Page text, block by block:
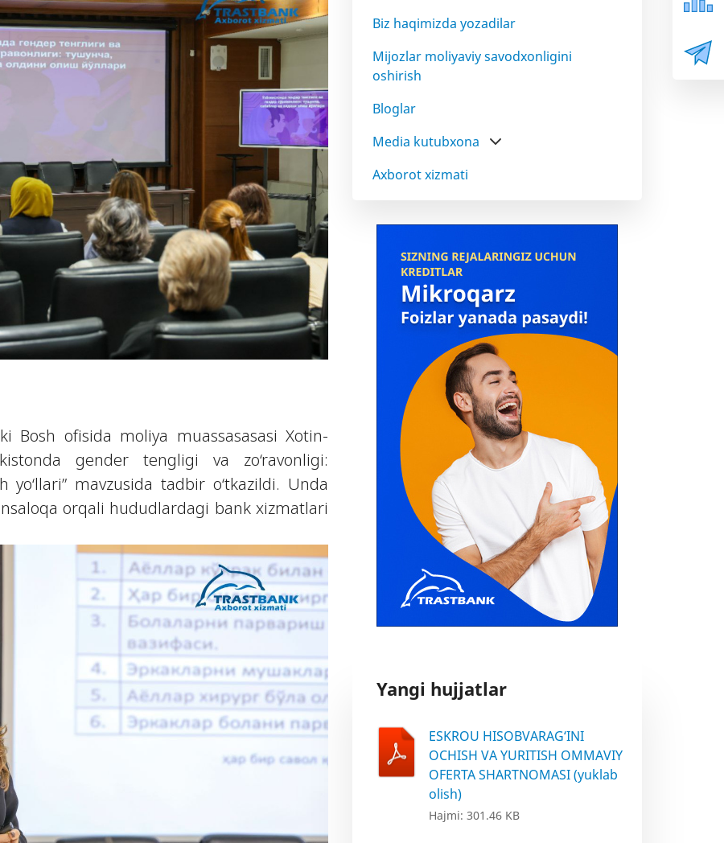
Bosh ofisida moliya muassasasasi Xotin-
gender tengligi va zo‘ravonligi:
mavzusida tadbir o‘tkazildi. Unda
orqali hududlardagi bank xizmatlari
Biz haqimizda yozadilar
Mijozlar moliyaviy savodxonligini
oshirish
Bloglar
Media kutubxona
Axborot xizmati
Yangi hujjatlar
ESKROU HISOBVARAG‘INI
OCHISH VA YURITISH OMMAVIY
OFERTA SHARTNOMASI (yuklab
olish)
Hajmi: 301.46 KB